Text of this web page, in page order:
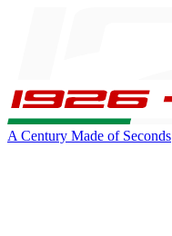
A Century Made of Seconds